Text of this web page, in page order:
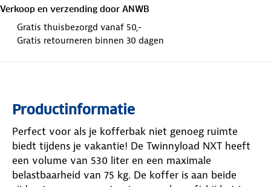
Verkoop en verzending door ANWB
Gratis thuisbezorgd vanaf 50,-
Gratis retourneren binnen 30 dagen
Productinformatie
Perfect voor als je kofferbak niet genoeg ruimte
biedt tijdens je vakantie! De Twinnyload NXT heeft
een volume van 530 liter en een maximale
belastbaarheid van 75 kg. De koffer is aan beide